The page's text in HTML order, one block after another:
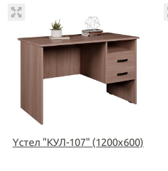
Үстел "КУЛ-107" (1200х600)